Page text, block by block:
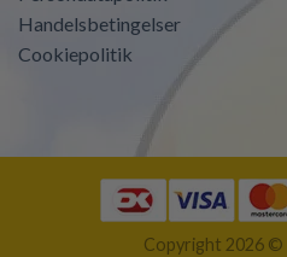
Handelsbetingelser
Cookiepolitik
Copyright 2026 ©